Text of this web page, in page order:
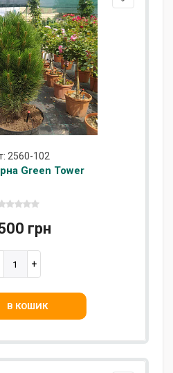
2560-102
Green Tower
грн
В КОШИК